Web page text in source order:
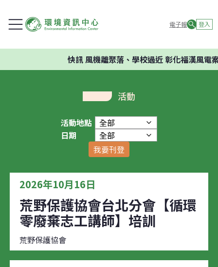
電子報 登入
快訊風機離聚落、學校過近 彰化福漢風電案
活動
活動地點
日期
我要刊登
2026年10月16日
荒野保護協會台北分會【循環
零廢棄志工講師】培訓
荒野保護協會